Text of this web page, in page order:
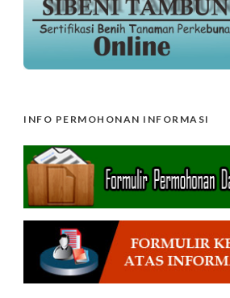
INFO PERMOHONAN INFORMASI